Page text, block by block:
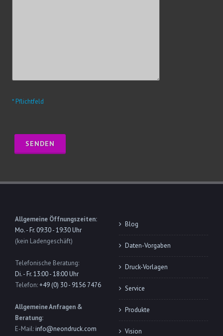
* Pflichtfeld
Allgemeine Öffnungszeiten:
Mo. - Fr. 09:30 - 19:30 Uhr
(kein Ladengeschäft)
Telefonische Beratung:
Di. - Fr. 13:00 - 18:00 Uhr
Telefon:+49 (0) 30 - 9156 7476
Allgemeine Anfragen &
Beratung:
E-Mail:info@neondruck.com
Blog
Daten-Vorgaben
Druck-Vorlagen
Service
Produkte
Vision